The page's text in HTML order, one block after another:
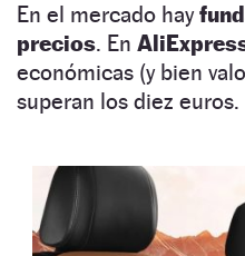
En el mercado hay
precios. En
económicas (y bien
superan los diez euros.